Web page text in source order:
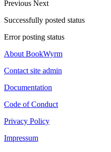
Previous Next
Successfully posted status
Error posting status
About BookWyrm
Contact site admin
Documentation
Code of Conduct
Privacy Policy
Impressum